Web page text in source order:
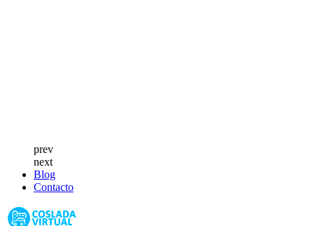
prev
next
Blog
Contacto